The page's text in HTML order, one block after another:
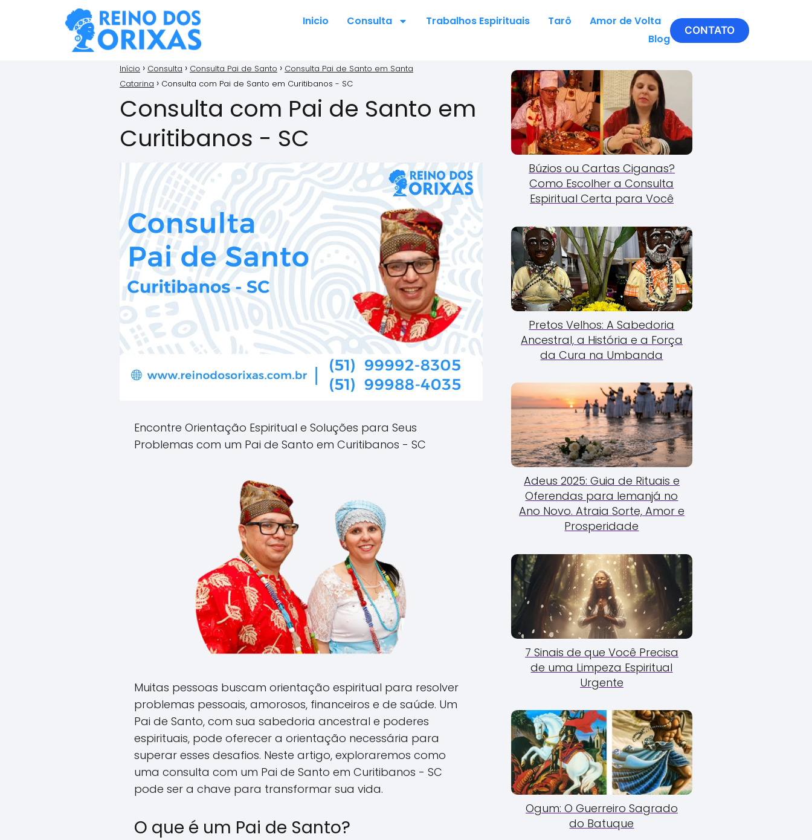
Inicio Consulta Trabalhos Espirituais Tarô
Amor de Volta
Blog
CONTATO
Início Consulta Consulta Pai de Santo
Consulta Pai de Santo em Santa
Catarina
Consulta com Pai de Santo em Curitibanos - SC
Consulta com Pai de Santo em
Curitibanos - SC
Encontre Orientação Espiritual e Soluções para Seus
Problemas com um Pai de Santo em Curitibanos - SC
Muitas pessoas buscam orientação espiritual para resolver
problemas pessoais, amorosos, financeiros e de saúde. Um
Pai de Santo, com sua sabedoria ancestral e poderes
espirituais, pode oferecer a orientação necessária para
superar esses desafios. Neste artigo, exploraremos como
uma consulta com um Pai de Santo em Curitibanos - SC
pode ser a chave para transformar sua vida.
O que é um Pai de Santo?
Búzios ou Cartas Ciganas?
Como Escolher a Consulta
Espiritual Certa para Você
Pretos Velhos: A Sabedoria
Ancestral, a História e a Força
da Cura na Umbanda
Adeus 2025: Guia de Rituais e
Oferendas para Iemanjá no
Ano Novo. Atraia Sorte, Amor e
Prosperidade
7 Sinais de que Você Precisa
de uma Limpeza Espiritual
Urgente
Ogum: O Guerreiro Sagrado
do Batuque